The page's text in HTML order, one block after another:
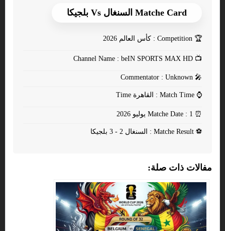
Matche Card السنغال Vs بلجيكا
🏆
📺
🎤
⌚
⏰
⚽
مفالات ذات صلة: